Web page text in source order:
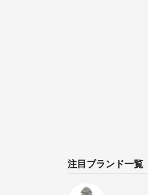
注目ブランド一覧